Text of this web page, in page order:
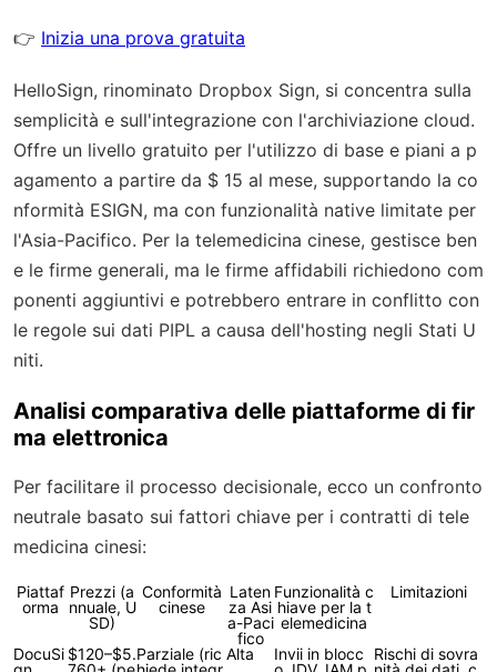
👉 Inizia una prova gratuita
HelloSign, rinominato Dropbox Sign, si concentra sulla
semplicità e sull'integrazione con l'archiviazione cloud.
Offre un livello gratuito per l'utilizzo di base e piani a p
agamento a partire da $ 15 al mese, supportando la co
nformità ESIGN, ma con funzionalità native limitate per
l'Asia-Pacifico. Per la telemedicina cinese, gestisce ben
e le firme generali, ma le firme affidabili richiedono com
ponenti aggiuntivi e potrebbero entrare in conflitto con
le regole sui dati PIPL a causa dell'hosting negli Stati U
niti.
Analisi comparativa delle piattaforme di fir
ma elettronica
Per facilitare il processo decisionale, ecco un confronto
neutrale basato sui fattori chiave per i contratti di tele
medicina cinesi:
Piattaf
orma
Prezzi (a
nnuale, U
SD)
Conformità
cinese
Laten
za Asi
a-Paci
fico
Funzionalità c
hiave per la t
elemedicina
Limitazioni
DocuSi $120–$5.Parziale (ric Alta
Invii in blocc
Rischi di sovra